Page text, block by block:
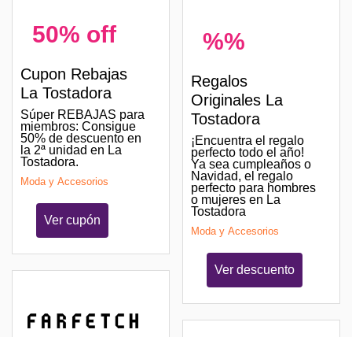
50% off
Cupon Rebajas
La Tostadora
Súper REBAJAS para
miembros: Consigue
50% de descuento en
la 2ª unidad en La
Tostadora.
Moda y Accesorios
Ver cupón
%%
Regalos
Originales La
Tostadora
¡Encuentra el regalo
perfecto todo el año!
Ya sea cumpleaños o
Navidad, el regalo
perfecto para hombres
o mujeres en La
Tostadora
Moda y Accesorios
Ver descuento